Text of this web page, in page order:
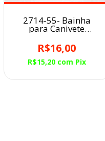
2714-55- Bainha
para Canivete
Artesanal em Couro
Café Cara De Cavalo
R$16,00
R$15,20 com Pix